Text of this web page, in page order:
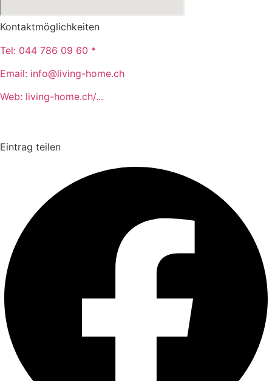
Kontaktmöglichkeiten
Tel: 044 786 09 60 *
Email: info@living-home.ch
Web: living-home.ch/...
Eintrag teilen